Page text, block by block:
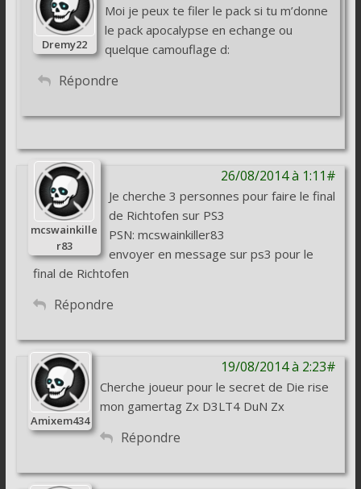
Dremy22
Moi je peux te filer le pack si tu m’donne
le pack apocalypse en echange ou
quelque camouflage d:
Répondre
26/08/2014 à 1:11#
mcswainkille
r83
Je cherche 3 personnes pour faire le final
de Richtofen sur PS3
PSN: mcswainkiller83
envoyer en message sur ps3 pour le
final de Richtofen
Répondre
19/08/2014 à 2:23#
Amixem434
Cherche joueur pour le secret de Die rise
mon gamertag Zx D3LT4 DuN Zx
Répondre